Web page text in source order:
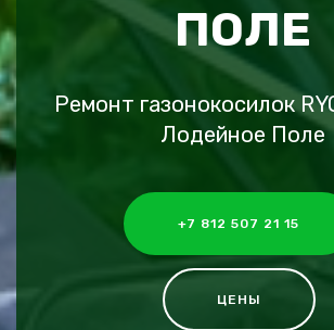
ПОЛЕ
Ремонт газонокосилок
Лодейное Поле
+7 812 507 21 15
ЦЕНЫ